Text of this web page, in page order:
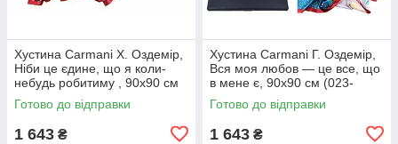
Хустина Carmani Х. Оздемір,
Ніби це єдине, що я коли-
небудь робитиму , 90х90 см
(023-1070)
Готово до відправки
1 643 ₴
Хустина Carmani Г. Оздемір,
Вся моя любов — це все, що
в мене є, 90х90 см (023-
1071)
Готово до відправки
1 643 ₴